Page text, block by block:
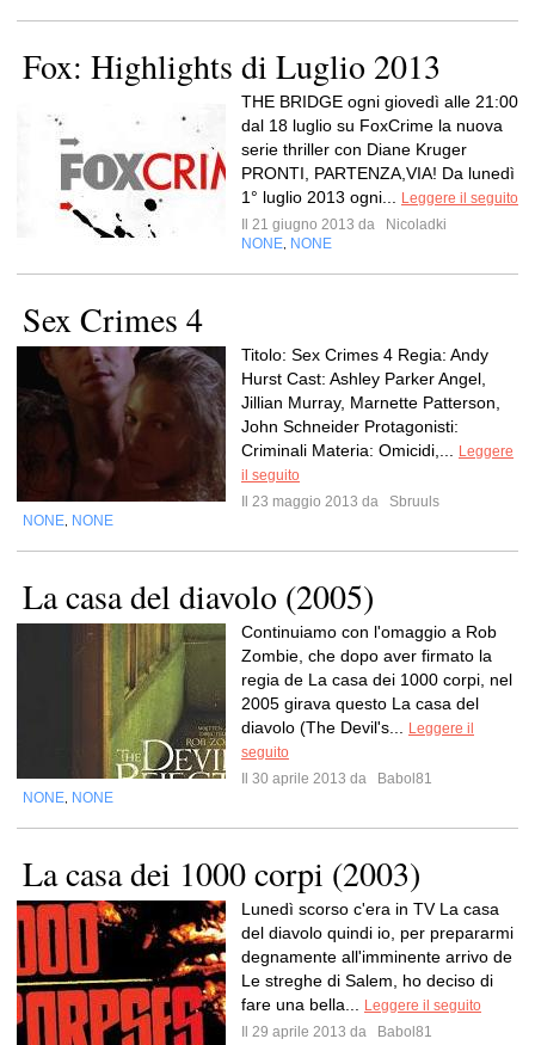
Fox: Highlights di Luglio 2013
THE BRIDGE ogni giovedì alle 21:00
dal 18 luglio su FoxCrime la nuova
serie thriller con Diane Kruger
PRONTI, PARTENZA,VIA! Da lunedì
1° luglio 2013 ogni...
Leggere il seguito
Il 21 giugno 2013 da
Nicoladki
NONE NONE
Sex Crimes 4
Titolo: Sex Crimes 4 Regia: Andy
Hurst Cast: Ashley Parker Angel,
Jillian Murray, Marnette Patterson,
John Schneider Protagonisti:
Criminali Materia: Omicidi,...
Leggere
il seguito
Il 23 maggio 2013 da
Sbruuls
NONE NONE
La casa del diavolo (2005)
Continuiamo con l'omaggio a Rob
Zombie, che dopo aver firmato la
regia de La casa dei 1000 corpi, nel
2005 girava questo La casa del
diavolo (The Devil's...
Leggere il
seguito
Il 30 aprile 2013 da
Babol81
NONE NONE
La casa dei 1000 corpi (2003)
Lunedì scorso c'era in TV La casa
del diavolo quindi io, per prepararmi
degnamente all'imminente arrivo de
Le streghe di Salem, ho deciso di
fare una bella...
Leggere il seguito
Il 29 aprile 2013 da
Babol81